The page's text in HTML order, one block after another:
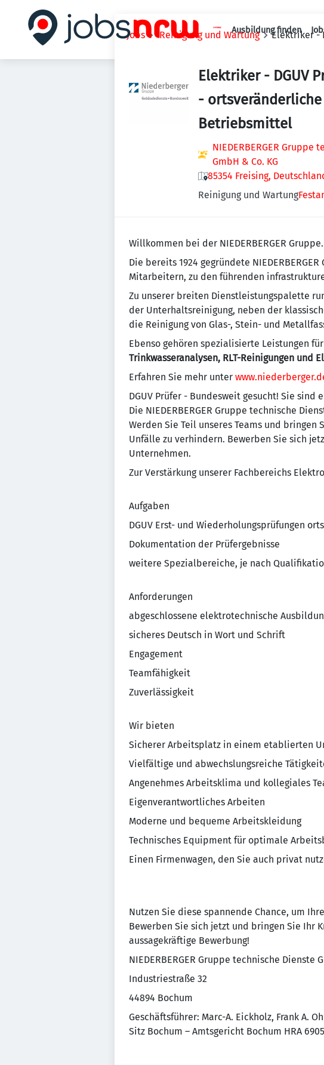
Ausbildung finden
Jobs Reinigung und Wartung Elektriker -
Elektriker - DGUV
-
Betriebsmittel
NIEDERBERGER Gruppe
GmbH & Co. KG
85354 Freising,
Reinigung und Wartung
Willkommen bei der NIEDERBERGER Gruppe.
Die bereits 1924 gegründete
Mitarbeitern, zu den führenden
Zu unserer breiten Dienstleistungspalette
der Unterhaltsreinigung, neben der
die Reinigung von Glas-, Stein- und
Ebenso gehören spezialisierte Leistungen
Trinkwasseranalysen, RLT-Reinigungen und
Erfahren Sie mehr unter
DGUV Prüfer - Bundesweit gesucht! Sie
Die NIEDERBERGER Gruppe technische
Werden Sie Teil unseres Teams und
Unfälle zu verhindern. Bewerben Sie sich
Unternehmen.
Zur Verstärkung unserer Fachbereichs
Aufgaben
DGUV Erst- und Wiederholungsprüfungen
Dokumentation der Prüfergebnisse
weitere Spezialbereiche, je nach
Anforderungen
abgeschlossene elektrotechnische
sicheres Deutsch in Wort und Schrift
Engagement
Teamfähigkeit
Zuverlässigkeit
Wir bieten
Sicherer Arbeitsplatz in einem etablierten
Vielfältige und abwechslungsreiche
Angenehmes Arbeitsklima und kollegiales
Eigenverantwortliches Arbeiten
Moderne und bequeme Arbeitskleidung
Technisches Equipment für optimale
Einen Firmenwagen, den Sie auch privat
Nutzen Sie diese spannende Chance, um
Bewerben Sie sich jetzt und bringen Sie Ihr
aussagekräftige Bewerbung!
NIEDERBERGER Gruppe technische Dienste
Industriestraße 32
44894 Bochum
Geschäftsführer: Marc-A. Eickholz, Frank A.
Sitz Bochum – Amtsgericht Bochum HRA